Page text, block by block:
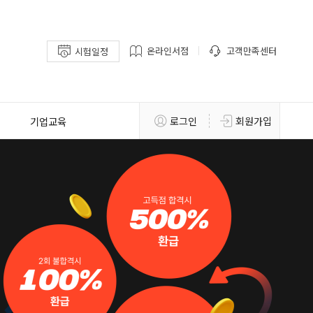
시험일정 온라인서점 고객만족센터
기업교육 로그인 회원가입